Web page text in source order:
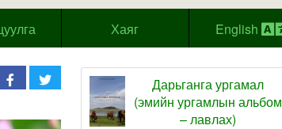
Хаяг English
Дарьганга ургамал
(эмийн ургамлын альбом
– лавлах)